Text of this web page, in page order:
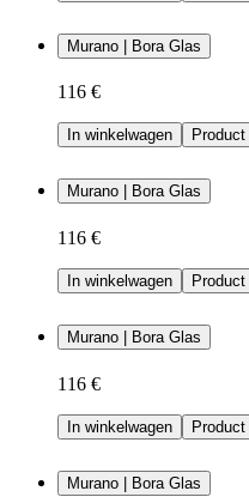
Murano | Bora Glas
116 €
In winkelwagen
Murano | Bora Glas
116 €
In winkelwagen
Murano | Bora Glas
116 €
In winkelwagen
Murano | Bora Glas